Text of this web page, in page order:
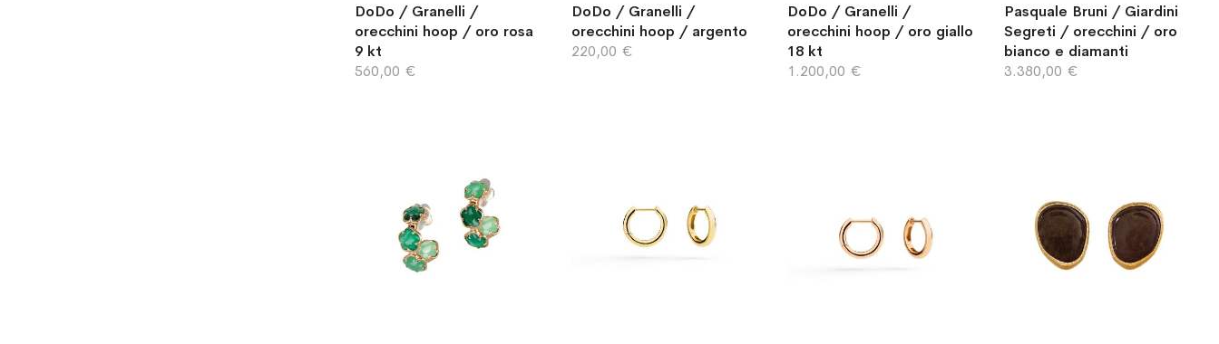
DoDo / Granelli /
orecchini hoop / oro rosa
9 kt
560,00 €
DoDo / Granelli /
orecchini hoop / argento
220,00 €
DoDo / Granelli /
orecchini hoop / oro giallo
18 kt
1.200,00 €
Pasquale Bruni / Giardini
Segreti / orecchini / oro
bianco e diamanti
3.380,00 €